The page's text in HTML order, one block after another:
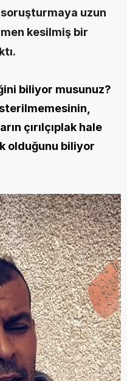
uzun
kesilmiş bir
biliyor musunuz?
çırılçıplak hale
olduğunu biliyor